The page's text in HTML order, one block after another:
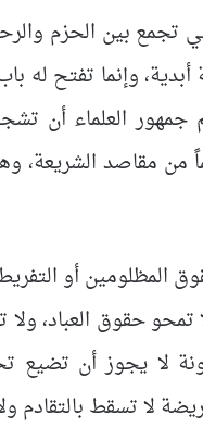
تجمع بين الحزم
وإنما تفتح له
العلماء أن
مقاصد الشريعة،
المظلومين أو
تمحو حقوق العباد،
لا يجوز أن تضيع
لا تسقط بالتقادم